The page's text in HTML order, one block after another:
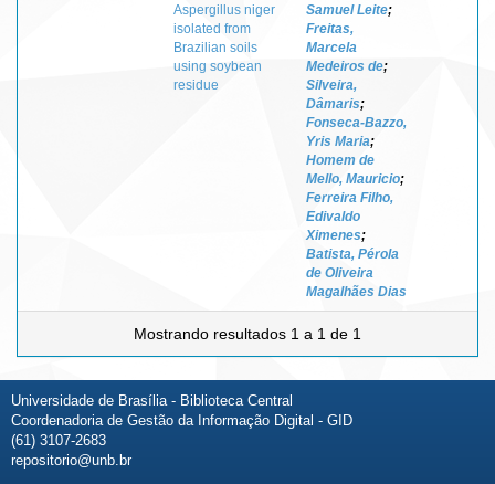
Aspergillus niger
isolated from
Brazilian soils
using soybean
residue
Samuel Leite;
Freitas,
Marcela
Medeiros de;
Silveira,
Dâmaris;
Fonseca‑Bazzo,
Yris Maria;
Homem de
Mello, Mauricio;
Ferreira Filho,
Edivaldo
Ximenes;
Batista, Pérola
de Oliveira
Magalhães Dias
Mostrando resultados 1 a 1 de 1
Universidade de Brasília - Biblioteca Central
Coordenadoria de Gestão da Informação Digital - GID
(61) 3107-2683
repositorio@unb.br